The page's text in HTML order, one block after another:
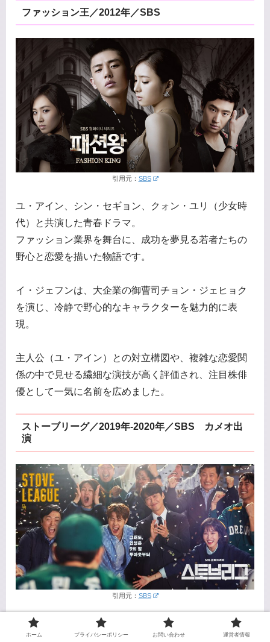
ファッション王／2012年／SBS
引用元： SBS
ユ・アイン、シン・セギョン、クォン・ユリ（少女時
代）と共演した青春ドラマ。
ファッション業界を舞台に、成功を夢見る若者たちの
野心と恋愛を描いた物語です。
イ・ジェフンは、大企業の御曹司チョン・ジェヒョク
を演じ、冷静で野心的なキャラクターを魅力的に表
現。
主人公（ユ・アイン）との対立構図や、複雑な恋愛関
係の中で見せる繊細な演技が高く評価され、注目株俳
優として一気に名前を広めました。
ストーブリーグ／2019年-2020年／SBS カメオ出
演
引用元： SBS
ナムグン・ミン主演の大ヒット野球ドラマ。低迷する
ホーム プライバシーポリシー お問い合わせ 運営者情報